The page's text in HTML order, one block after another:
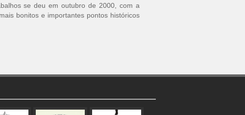
se deu em outubro de 2000, com a
bonitos e importantes pontos históricos